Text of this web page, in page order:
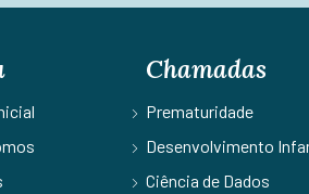
Chamadas
Prematuridade
Desenvolvimento
Ciência de Dados